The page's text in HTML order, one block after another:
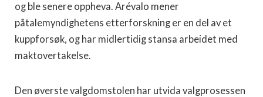
og ble senere oppheva. Arévalo mener
påtalemyndighetens etterforskning er en del av et
kuppforsøk, og har midlertidig stansa arbeidet med
maktovertakelse.
Den øverste valgdomstolen har utvida valgprosessen